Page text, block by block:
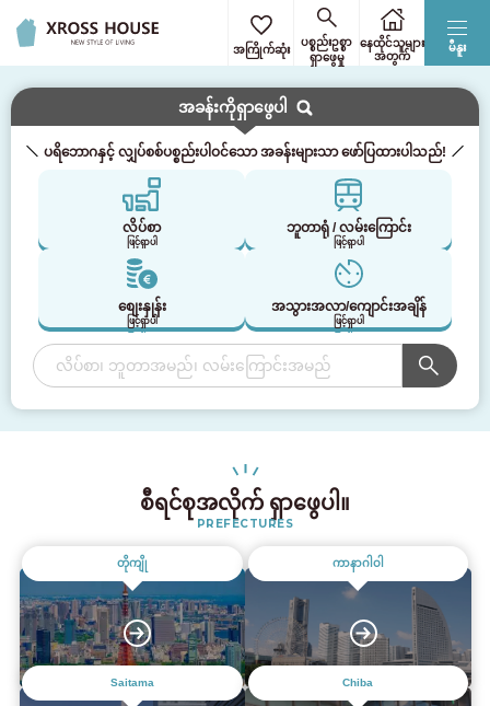
မီနူး
အကြိုက်ဆုံး
ပစ္စည်းဥစ္စာ
ရှာဖွေမှု
နေထိုင်သူများ
အတွက်
အခန်းကိုရှာဖွေပါ
ပရိဘောဂနှင့် လျှပ်စစ်ပစ္စည်းပါဝင်သော အခန်းများသာ ဖော်ပြထားပါသည်!
လိပ်စာ
ဖြင့်ရှာပါ
ဘူတာရုံ / လမ်းကြောင်း
ဖြင့်ရှာပါ
စျေးနှုန်း
ဖြင့်ရှာပါ
အသွားအလာ/ကျောင်းအချိန်
ဖြင့်ရှာပါ
စီရင်စုအလိုက် ရှာဖွေပါ။
PREFECTURES
တိုကျို ကာနာဂါဝါ
Saitama Chiba